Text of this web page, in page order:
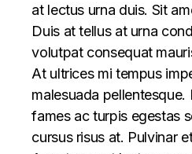
at lectus urna duis. Sit
Duis at tellus at urna
volutpat consequat
At ultrices mi tempus
malesuada pellentesque.
fames ac turpis egestas
cursus risus at. Pulvinar